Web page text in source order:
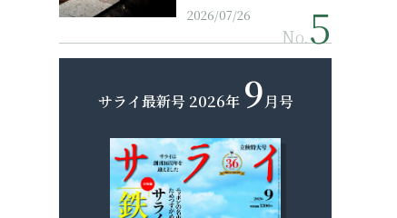
2026/07/26
No.
サライ最新号 2026年 9月号